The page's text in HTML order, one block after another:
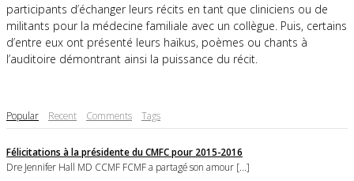
participants d’échanger leurs récits en tant que cliniciens ou de
militants pour la médecine familiale avec un collègue. Puis, certains
d’entre eux ont présenté leurs haïkus, poèmes ou chants à
l’auditoire démontrant ainsi la puissance du récit.
Popular Recent Comments Tags
Félicitations à la présidente du CMFC pour 2015-2016
Dre Jennifer Hall MD CCMF FCMF a partagé son amour [...]